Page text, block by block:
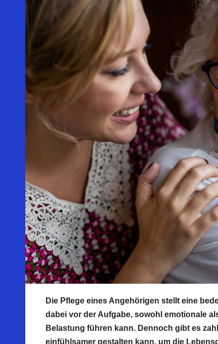
Die Pflege eines Angehörigen stellt eine
dabei vor der Aufgabe, sowohl emotionale
Belastung führen kann. Dennoch gibt es
einfühlsamer gestalten kann, um die